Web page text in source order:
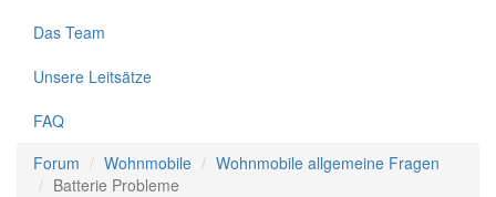
Das Team
Unsere Leitsätze
FAQ
Forum
Wohnmobile
Wohnmobile allgemeine Fragen
Batterie Probleme